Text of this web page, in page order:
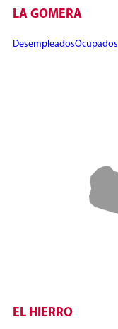
LA GOMERA
DesempleadosOcupados
EL HIERRO